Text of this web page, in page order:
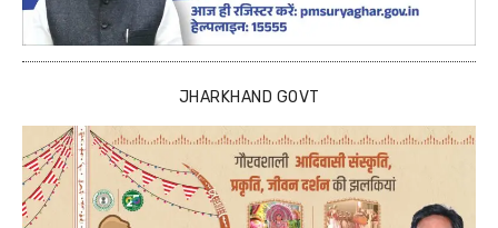
JHARKHAND GOVT